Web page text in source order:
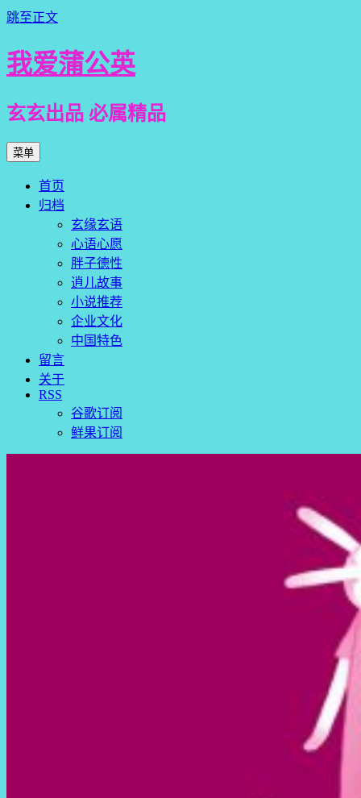
跳至正文
我爱蒲公英
玄玄出品 必属精品
菜单
首页
归档
玄缘玄语
心语心愿
胖子德性
逍儿故事
小说推荐
企业文化
中国特色
留言
关于
RSS
谷歌订阅
鲜果订阅